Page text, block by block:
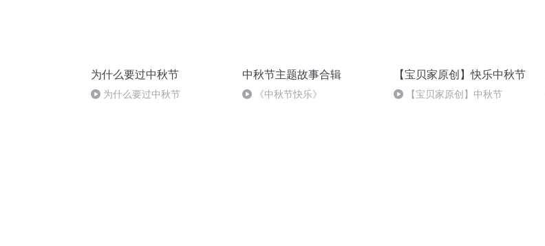
为什么要过中秋节
为什么要过中秋节
中秋节主题故事合辑
《中秋节快乐》
【宝贝家原创】快乐中秋节
【宝贝家原创】中秋节